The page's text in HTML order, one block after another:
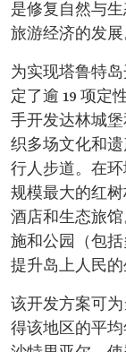
是修复自然与
旅游经济的发展
为实现塔鲁特
定了逾 19 项定
手开发达林城
织多场文化和
行人步道。在
规模最大的红
酒店和生态旅
施和公园（包
提升岛上人民的
该开发方案可
得该地区的平均